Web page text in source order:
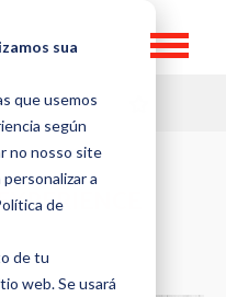
sua
que usemos
según
no nosso site
a
de
de tu
web. Se usará